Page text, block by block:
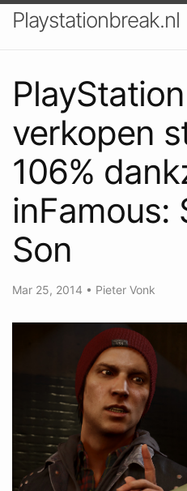
Playstationbreak.nl
verkopen
106%
inFamous:
Son
Mar 25, 2014 • Pieter Vonk